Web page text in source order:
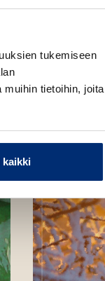
tukemiseen
tietoihin, joita
kaikki